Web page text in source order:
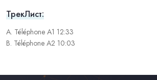
ТрекЛист:
A. Téléphone A1 12:33
B. Téléphone A2 10:03